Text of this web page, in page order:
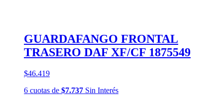
GUARDAFANGO FRONTAL
TRASERO DAF XF/CF 1875549
$46.419
6 cuotas de $7.737 Sin Interés